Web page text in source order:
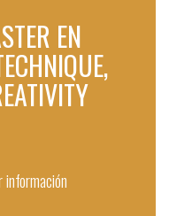
EN
información